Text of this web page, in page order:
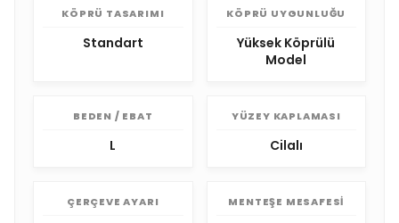
KÖPRÜ TASARIMI
Standart
KÖPRÜ UYGUNLUĞU
Yüksek Köprülü
Model
BEDEN / EBAT
L
YÜZEY KAPLAMASI
Cilalı
ÇERÇEVE AYARI MENTEŞE MESAFESI